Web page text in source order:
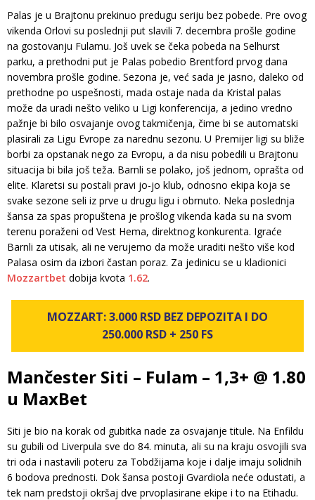
Palas je u Brajtonu prekinuo predugu seriju bez pobede. Pre ovog
vikenda Orlovi su poslednji put slavili 7. decembra prošle godine
na gostovanju Fulamu. Još uvek se čeka pobeda na Selhurst
parku, a prethodni put je Palas pobedio Brentford prvog dana
novembra prošle godine. Sezona je, već sada je jasno, daleko od
prethodne po uspešnosti, mada ostaje nada da Kristal palas
može da uradi nešto veliko u Ligi konferencija, a jedino vredno
pažnje bi bilo osvajanje ovog takmičenja, čime bi se automatski
plasirali za Ligu Evrope za narednu sezonu. U Premijer ligi su bliže
borbi za opstanak nego za Evropu, a da nisu pobedili u Brajtonu
situacija bi bila još teža. Barnli se polako, još jednom, oprašta od
elite. Klaretsi su postali pravi jo-jo klub, odnosno ekipa koja se
svake sezone seli iz prve u drugu ligu i obrnuto. Neka poslednja
šansa za spas propuštena je prošlog vikenda kada su na svom
terenu poraženi od Vest Hema, direktnog konkurenta. Igraće
Barnli za utisak, ali ne verujemo da može uraditi nešto više kod
Palasa osim da izbori častan poraz. Za jedinicu se u kladionici
Mozzartbet dobija kvota 1.62.
MOZZART: 3.000 RSD BEZ DEPOZITA I DO
250.000 RSD + 250 FS
Mančester Siti – Fulam – 1,3+ @ 1.80
u MaxBet
Siti je bio na korak od gubitka nade za osvajanje titule. Na Enfildu
su gubili od Liverpula sve do 84. minuta, ali su na kraju osvojili sva
tri oda i nastavili poteru za Tobdžijama koje i dalje imaju solidnih
6 bodova prednosti. Dok šansa postoji Gvardiola neće odustati, a
tek nam predstoji okršaj dve prvoplasirane ekipe i to na Etihadu.